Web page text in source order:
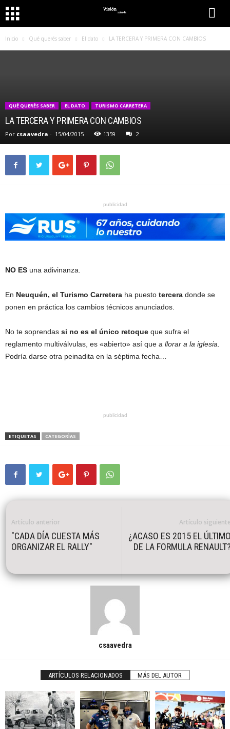
Inicio Qué querés saber El dato LA TERCERA Y PRIMERA CON CAMBIOS
QUÉ QUERÉS SABER EL DATO TURISMO CARRETERA
LA TERCERA Y PRIMERA CON CAMBIOS
Por csaavedra - 15/04/2015 1359 2
publicidad
NO ES una adivinanza.
En Neuquén, el Turismo Carretera ha puesto tercera donde se
ponen en práctica los cambios técnicos anunciados.
No te soprendas si no es el único retoque que sufra el
reglamento multiválvulas, es «abierto» así que a llorar a la iglesia.
Podría darse otra peinadita en la séptima fecha…
publicidad
ETIQUETAS CATEGORÌAS
Artículo anterior
"CADA DÍA CUESTA MÁS
ORGANIZAR EL RALLY"
Artículo
¿ACASO ES 2015 EL
DE LA FORMULA
csaavedra
ARTÍCULOS RELACIONADOS MÁS DEL AUTOR